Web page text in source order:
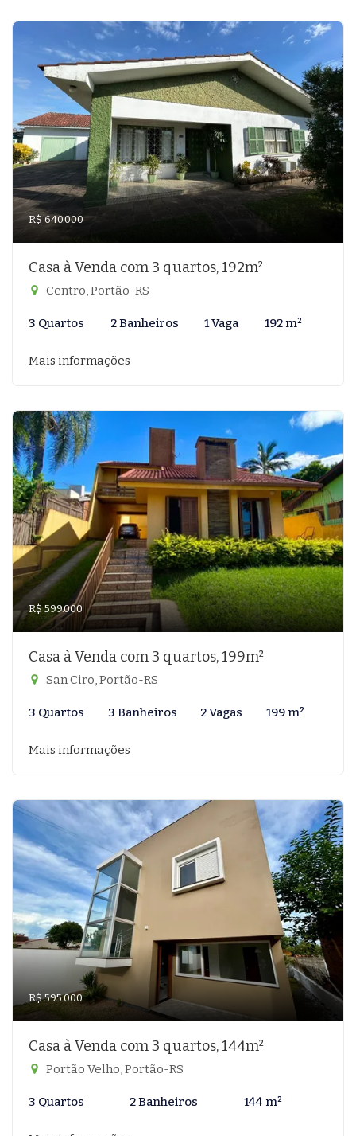
R$ 640.000
Casa à Venda com 3 quartos, 192m²
Centro, Portão-RS
3 Quartos 2 Banheiros 1 Vaga 192 m²
Mais informações
R$ 599.000
Casa à Venda com 3 quartos, 199m²
San Ciro, Portão-RS
3 Quartos 3 Banheiros 2 Vagas 199 m²
Mais informações
R$ 595.000
Casa à Venda com 3 quartos, 144m²
Portão Velho, Portão-RS
3 Quartos 2 Banheiros 144 m²